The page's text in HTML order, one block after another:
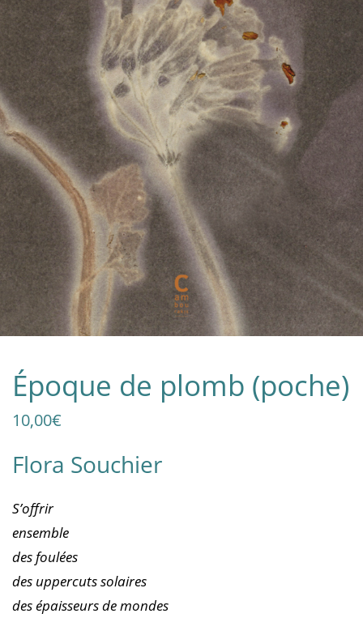
Époque de plomb (poche)
10,00€
Flora Souchier
S’offrir
ensemble
des foulées
des uppercuts solaires
des épaisseurs de mondes